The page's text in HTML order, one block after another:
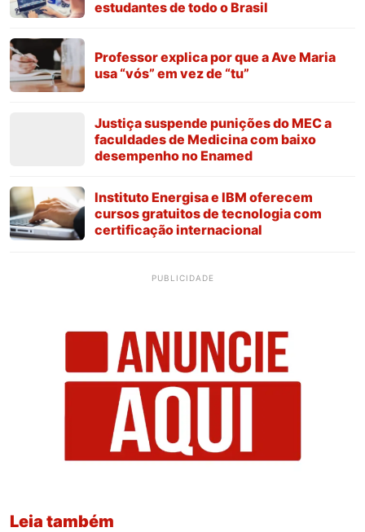
estudantes de todo o Brasil
Professor explica por que a Ave Maria
usa “vós” em vez de “tu”
Justiça suspende punições do MEC a
faculdades de Medicina com baixo
desempenho no Enamed
Instituto Energisa e IBM oferecem
cursos gratuitos de tecnologia com
certificação internacional
PUBLICIDADE
Leia também